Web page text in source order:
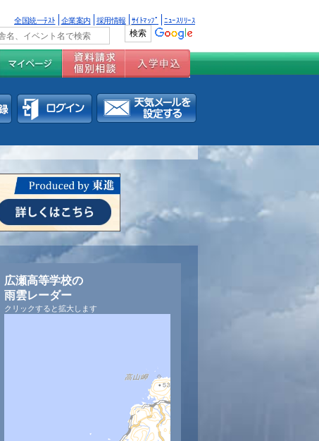
全国統一ﾃｽﾄ 企業案内 採用情報 ｻｲﾄﾏｯﾌﾟ ﾆｭｰｽﾘﾘｰｽ
広瀬高等学校の
雨雲レーダー
クリックすると拡大します